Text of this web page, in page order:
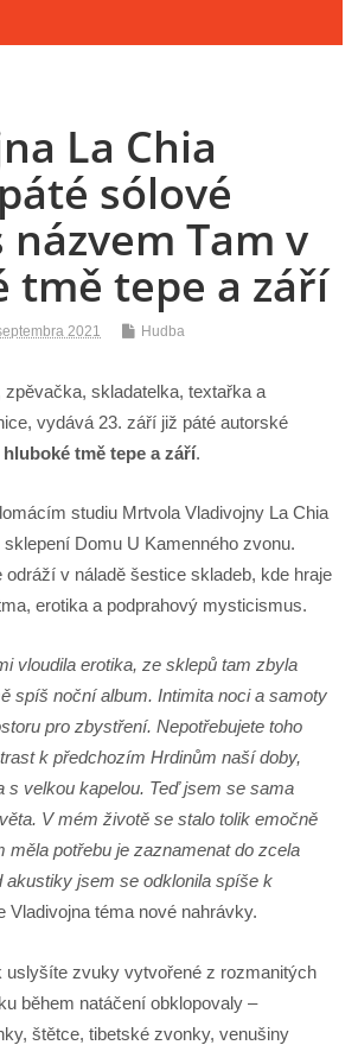
La Chia
sólové
Tam v
tmě tepe a září
2021 Hudba
zpěvačka, skladatelka, textařka a
vydává 23. září již páté autorské
hluboké tmě tepe a září.
studiu Mrtvola Vladivojny La Chia
Domu U Kamenného zvonu.
v náladě šestice skladeb, kde hraje
erotika a podprahový mysticismus.
vloudila erotika, ze sklepů tam zbyla
spíš noční album. Intimita noci a samoty
pro zbystření. Nepotřebujete toho
k předchozím Hrdinům naší doby,
s velkou kapelou. Teď jsem se sama
V mém životě se stalo tolik emočně
měla potřebu je zaznamenat do zcela
akustiky jsem se odklonila spíše k
Vladivojna téma nové nahrávky.
uslyšíte zvuky vytvořené z rozmanitých
během natáčení obklopovaly –
štětce, tibetské zvonky, venušiny